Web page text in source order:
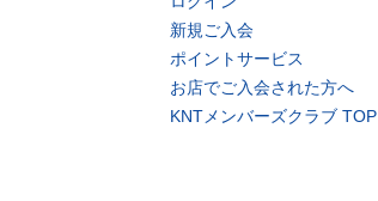
新規ご入会
ポイントサービス
お店でご入会された方へ
KNTメンバーズクラブ TOP